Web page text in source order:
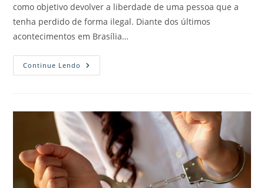
como objetivo devolver a liberdade de uma pessoa que a
tenha perdido de forma ilegal. Diante dos últimos
acontecimentos em Brasília…
Continue Lendo